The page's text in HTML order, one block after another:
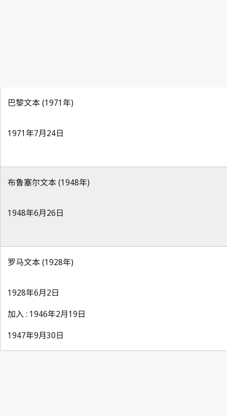
巴黎文本 (1971年)
1971年7月24日
布鲁塞尔文本 (1948年)
1948年6月26日
罗马文本 (1928年)
1928年6月2日
加入 : 1946年2月19日
1947年9月30日